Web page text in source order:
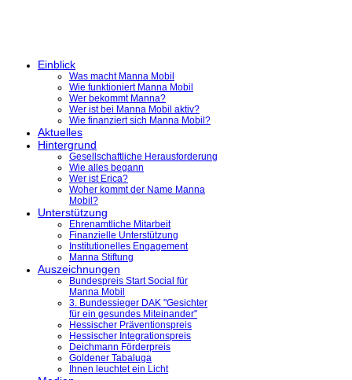
Einblick
Was macht Manna Mobil
Wie funktioniert Manna Mobil
Wer bekommt Manna?
Wer ist bei Manna Mobil aktiv?
Wie finanziert sich Manna Mobil?
Aktuelles
Hintergrund
Gesellschaftliche Herausforderung
Wie alles begann
Wer ist Erica?
Woher kommt der Name Manna
Mobil?
Unterstützung
Ehrenamtliche Mitarbeit
Finanzielle Unterstützung
Institutionelles Engagement
Manna Stiftung
Auszeichnungen
Bundespreis Start Social für
Manna Mobil
3. Bundessieger DAK "Gesichter
für ein gesundes Miteinander"
Hessischer Präventionspreis
Hessischer Integrationspreis
Deichmann Förderpreis
Goldener Tabaluga
Ihnen leuchtet ein Licht